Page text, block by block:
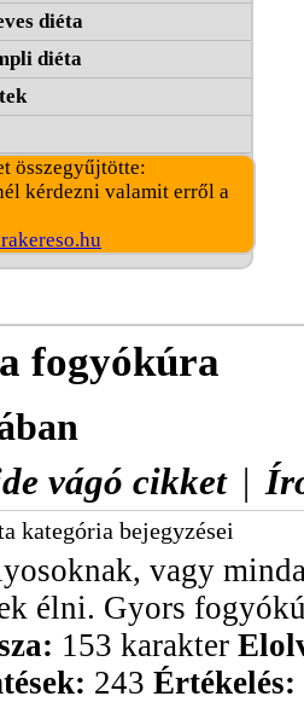
diéta
diéta
összegyűjtötte:
kérdezni valamit erről a
fogyókúra
vágó cikket
kategória bejegyzései
vagy
élni. Gyors
153 karakter
243 Értékelés: